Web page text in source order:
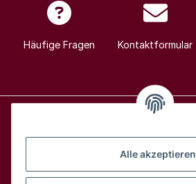
Alle akzeptieren
Häufige Fragen Kontaktformular